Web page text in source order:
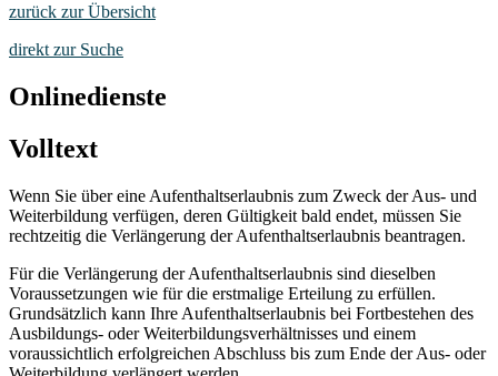
zurück zur Übersicht
direkt zur Suche
Onlinedienste
Volltext
Wenn Sie über eine Aufenthaltserlaubnis zum Zweck der Aus- und
Weiterbildung verfügen, deren Gültigkeit bald endet, müssen Sie
rechtzeitig die Verlängerung der Aufenthaltserlaubnis beantragen.
Für die Verlängerung der Aufenthaltserlaubnis sind dieselben
Voraussetzungen wie für die erstmalige Erteilung zu erfüllen.
Grundsätzlich kann Ihre Aufenthaltserlaubnis bei Fortbestehen des
Ausbildungs- oder Weiterbildungsverhältnisses und einem
voraussichtlich erfolgreichen Abschluss bis zum Ende der Aus- oder